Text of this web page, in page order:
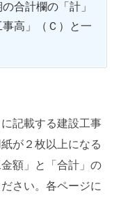
合計欄の「計」
事高」（Ｃ）と一
記載する建設工事
が２枚以上になる
額」と「合計」の
さい。各ページに